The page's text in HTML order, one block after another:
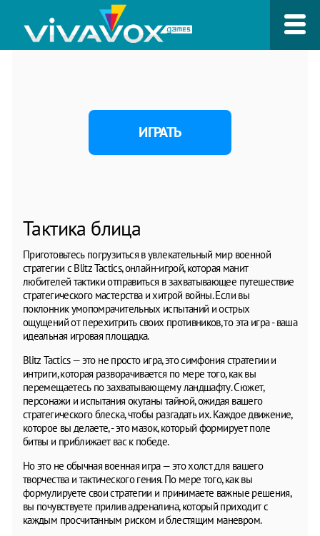
ИГРАТЬ
Тактика блица
Приготовьтесь погрузиться в увлекательный мир военной
стратегии с Blitz Tactics, онлайн-игрой, которая манит
любителей тактики отправиться в захватывающее путешествие
стратегического мастерства и хитрой войны. Если вы
поклонник умопомрачительных испытаний и острых
ощущений от перехитрить своих противников, то эта игра - ваша
идеальная игровая площадка.
Blitz Tactics — это не просто игра, это симфония стратегии и
интриги, которая разворачивается по мере того, как вы
перемещаетесь по захватывающему ландшафту. Сюжет,
персонажи и испытания окутаны тайной, ожидая вашего
стратегического блеска, чтобы разгадать их. Каждое движение,
которое вы делаете, - это мазок, который формирует поле
битвы и приближает вас к победе.
Но это не обычная военная игра — это холст для вашего
творчества и тактического гения. По мере того, как вы
формулируете свои стратегии и принимаете важные решения,
вы почувствуете прилив адреналина, который приходит с
каждым просчитанным риском и блестящим маневром.